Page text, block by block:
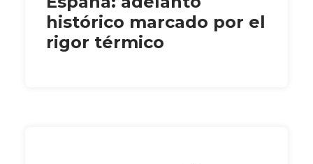
histórico marcado por el
rigor térmico